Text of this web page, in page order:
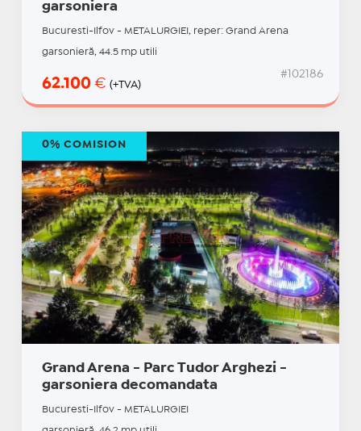
garsoniera
Bucuresti-Ilfov - METALURGIEI, reper: Grand Arena
garsonieră, 44.5 mp utili
62.100 € (+TVA)
#102186
Grand Arena - Parc Tudor Arghezi -
garsoniera decomandata
Bucuresti-Ilfov - METALURGIEI
0% COMISION